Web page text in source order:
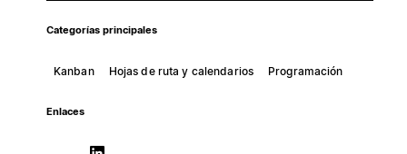
Categorías principales
Kanban Hojas de ruta y calendarios Programación
Enlaces